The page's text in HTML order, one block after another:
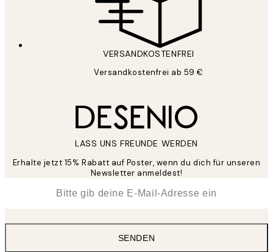
VERSANDKOSTENFREI
Versandkostenfrei ab 59 €
LASS UNS FREUNDE WERDEN
Erhalte jetzt 15% Rabatt auf Poster, wenn du dich für unseren
Newsletter anmeldest!
SENDEN